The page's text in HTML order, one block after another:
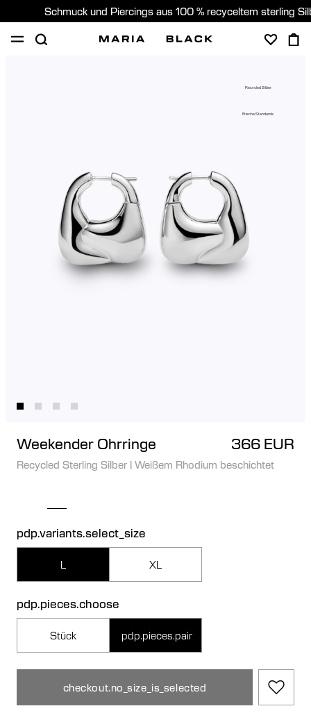
Schmuck und Piercings aus 100 % recyceltem sterling
Recycled Silber
Etische Standards
Weekender Ohrringe 366 EUR
Recycled Sterling Silber | Weißem Rhodium beschichtet
pdp.variants.select_size
L XL
pdp.pieces.choose
Stück pdp.pieces.pair
checkout.no_size_is_selected